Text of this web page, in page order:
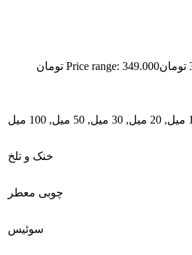
تومان
Price range: 349.000 تومان
, 20 میل , 30 میل , 50 میل , 100 میل
خنک و تلخ
چوبی معطر
سوئیس